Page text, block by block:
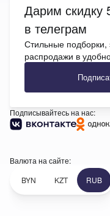
Дарим скидку
в телеграм
Стильные подборки,
распродажи в
Подписывайтесь на нас:
Валюта на сайте:
BYN
KZT RUB